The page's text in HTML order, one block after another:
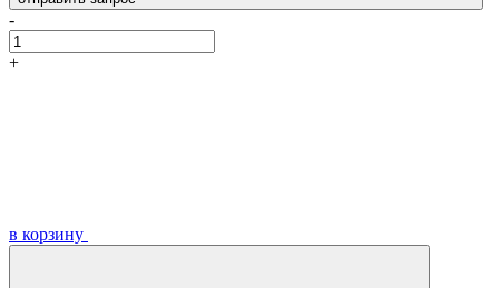
-
+
в корзину